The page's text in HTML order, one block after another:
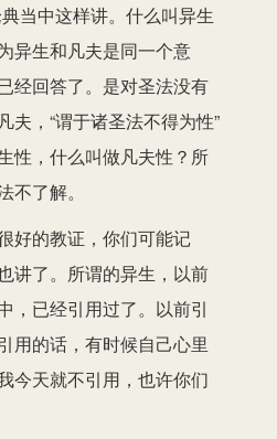
当中这样讲。什么叫异生
异生和凡夫是同一个意
经回答了。是对圣法没有
夫，“谓于诸圣法不得为性”
性，什么叫做凡夫性？所
不了解。
好的教证，你们可能记
讲了。所谓的异生，以前
，已经引用过了。以前引
用的话，有时候自己心里
今天就不引用，也许你们